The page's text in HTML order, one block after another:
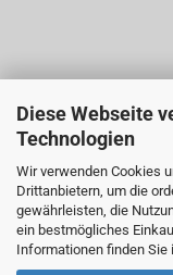
Diese Webseite
Technologien
Wir verwenden Cookies
Drittanbietern, um die
gewährleisten, die
ein bestmögliches
Informationen finden Sie